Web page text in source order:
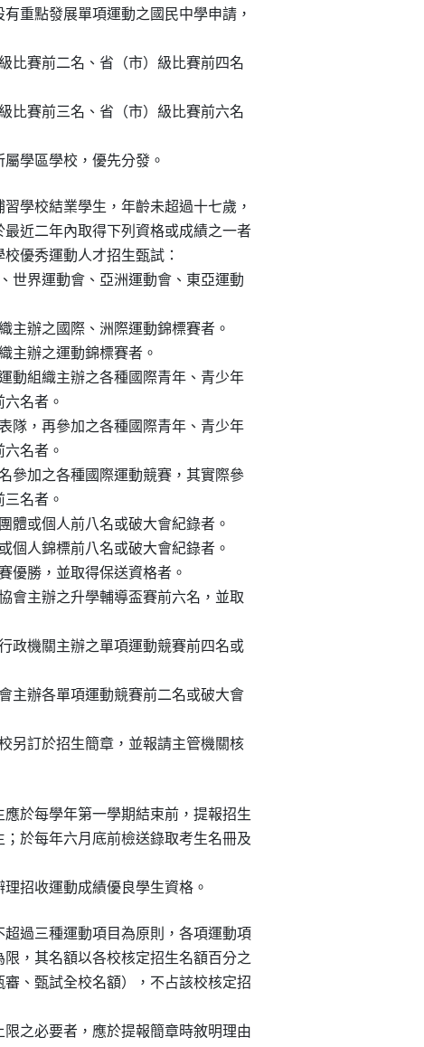
重點發展單項運動之國民中學申請，
比賽前二名、省（市）級比賽前四名
比賽前三名、省（市）級比賽前六名
學區學校，優先分發。
學校結業學生，年齡未超過十七歲，
近二年內取得下列資格或成績之一者
優秀運動人才招生甄試：
世界運動會、亞洲運動會、東亞運動
主辦之國際、洲際運動錦標賽者。
主辦之運動錦標賽者。
動組織主辦之各種國際青年、青少年
六名者。
隊，再參加之各種國際青年、青少年
六名者。
參加之各種國際運動競賽，其實際參
三名者。
體或個人前八名或破大會紀錄者。
個人錦標前八名或破大會紀錄者。
優勝，並取得保送資格者。
會主辦之升學輔導盃賽前六名，並取
政機關主辦之單項運動競賽前四名或
主辦各單項運動競賽前二名或破大會
另訂於招生簡章，並報請主管機關核
於每學年第一學期結束前，提報招生
於每年六月底前檢送錄取考生名冊及
招收運動成績優良學生資格。
過三種運動項目為原則，各項運動項
，其名額以各校核定招生名額百分之
、甄試全校名額），不占該校核定招
之必要者，應於提報簡章時敘明理由